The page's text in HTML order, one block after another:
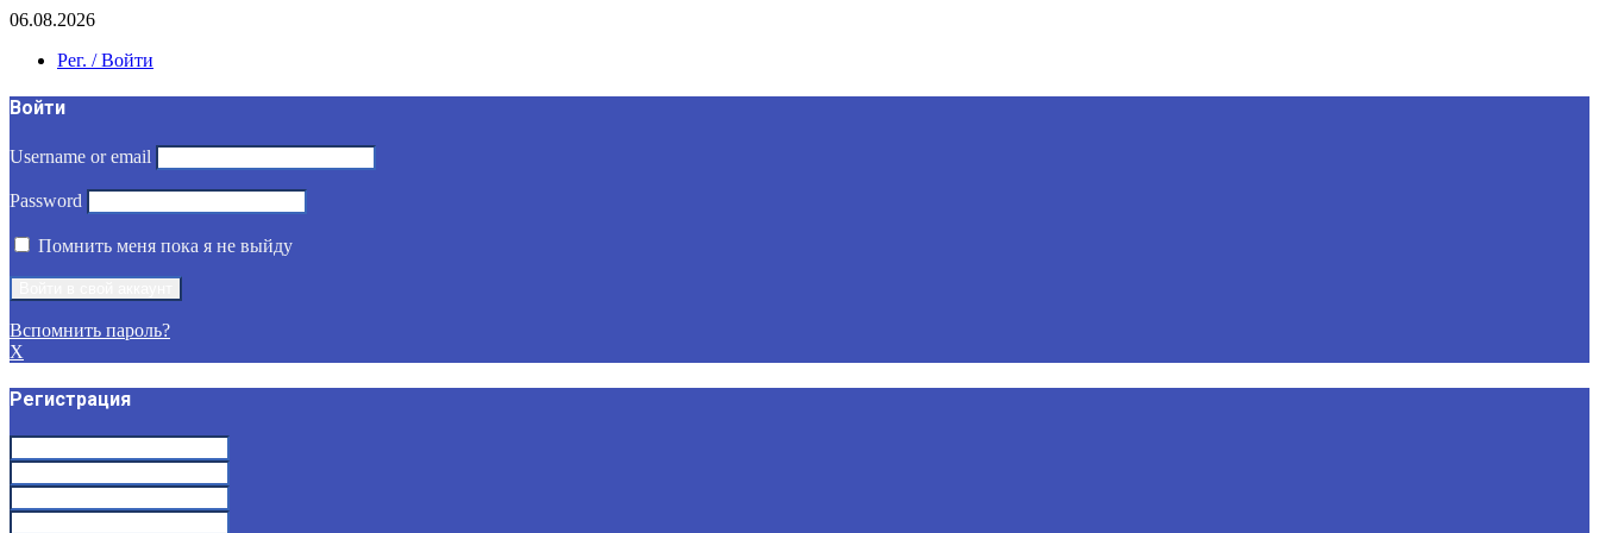
06.08.2026
Рег. / Войти
Войти
Username or email
Password
Помнить меня пока я не выйду
Вспомнить пароль?
X
Регистрация